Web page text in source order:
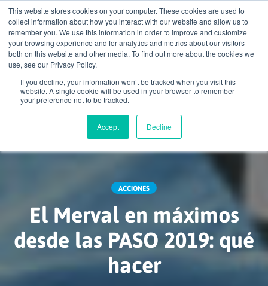
This website stores cookies on your computer. These cookies are used to
collect information about how you interact with our website and allow us to
remember you. We use this information in order to improve and customize
your browsing experience and for analytics and metrics about our visitors
both on this website and other media. To find out more about the cookies we
use, see our Privacy Policy.
If you decline, your information won’t be tracked when you visit this
website. A single cookie will be used in your browser to remember
your preference not to be tracked.
Accept Decline
home search email menu
account_circle
ACCIONES
El Merval en máximos
desde las PASO 2019: qué
hacer